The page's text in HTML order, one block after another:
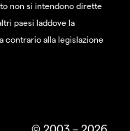
non si intendono dirette
paesi laddove la
contrario alla legislazione